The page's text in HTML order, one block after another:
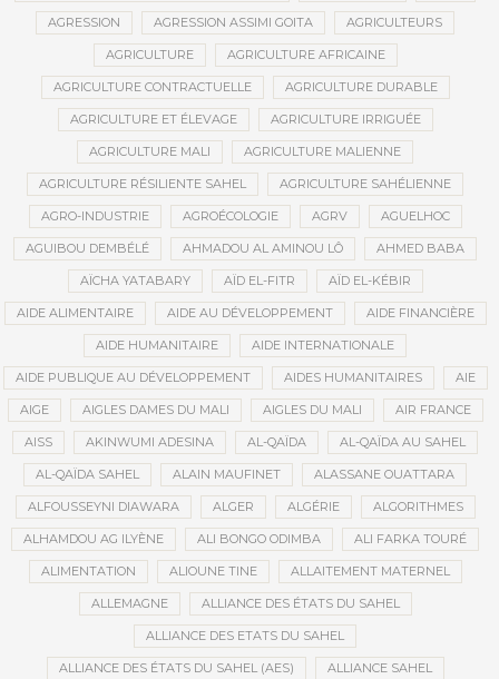
AGRESSION AGRESSION ASSIMI GOITA AGRICULTEURS
AGRICULTURE AGRICULTURE AFRICAINE
AGRICULTURE CONTRACTUELLE AGRICULTURE DURABLE
AGRICULTURE ET ÉLEVAGE AGRICULTURE IRRIGUÉE
AGRICULTURE MALI AGRICULTURE MALIENNE
AGRICULTURE RÉSILIENTE SAHEL AGRICULTURE SAHÉLIENNE
AGRO-INDUSTRIE AGROÉCOLOGIE AGRV AGUELHOC
AGUIBOU DEMBÉLÉ AHMADOU AL AMINOU LÔ AHMED BABA
AÏCHA YATABARY AÏD EL-FITR AÏD EL-KÉBIR
AIDE ALIMENTAIRE AIDE AU DÉVELOPPEMENT AIDE FINANCIÈRE
AIDE HUMANITAIRE AIDE INTERNATIONALE
AIDE PUBLIQUE AU DÉVELOPPEMENT AIDES HUMANITAIRES AIE
AIGE AIGLES DAMES DU MALI AIGLES DU MALI AIR FRANCE
AISS AKINWUMI ADESINA AL-QAÏDA AL-QAÏDA AU SAHEL
AL-QAÏDA SAHEL ALAIN MAUFINET ALASSANE OUATTARA
ALFOUSSEYNI DIAWARA ALGER ALGÉRIE ALGORITHMES
ALHAMDOU AG ILYÈNE ALI BONGO ODIMBA ALI FARKA TOURÉ
ALIMENTATION ALIOUNE TINE ALLAITEMENT MATERNEL
ALLEMAGNE ALLIANCE DES ÉTATS DU SAHEL
ALLIANCE DES ETATS DU SAHEL
ALLIANCE DES ÉTATS DU SAHEL (AES) ALLIANCE SAHEL